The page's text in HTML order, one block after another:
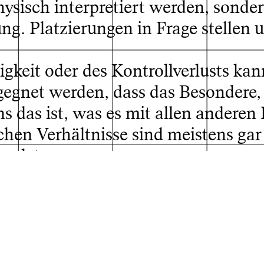
interpretiert werden,
Platzierungen in Frage stellen
oder des Kontrollverlusts
werden, dass das Besondere,
das ist, was es mit allen anderen
Verhältnisse sind meistens